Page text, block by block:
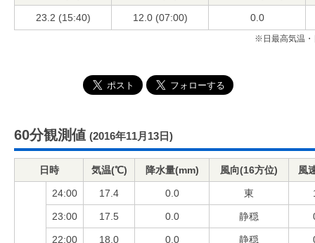
23.2 (15:40) 12.0 (07:00) 0.0
※日最高気温・
60分観測値 (2016年11月13日)
日時 気温(℃) 降水量(mm) 風向(16方位) 風
24:00 17.4 0.0 東
23:00 17.5 0.0 静穏
22:00 18.0 0.0 静穏